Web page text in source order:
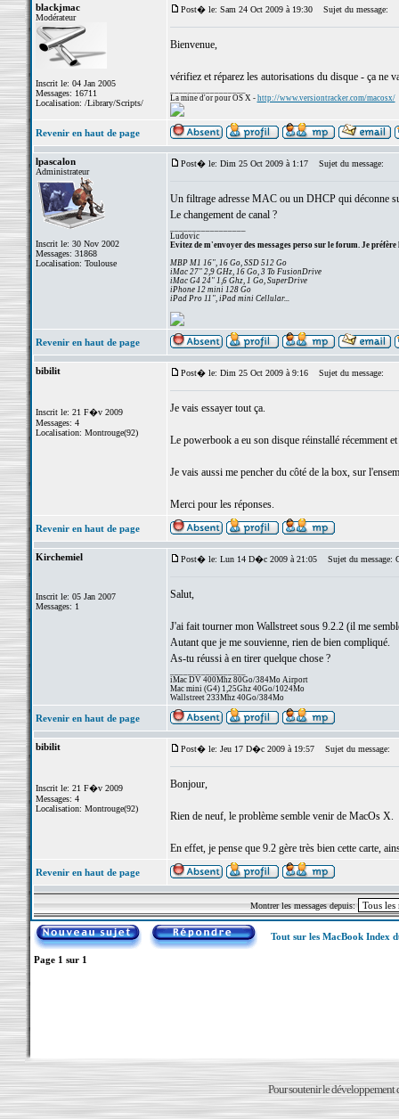
blackjmac
Modérateur
Inscrit le: 04 Jan 2005
Messages: 16711
Localisation: /Library/Scripts/
Post� le: Sam 24 Oct 2009 à 19:30 Sujet du message:
Bienvenue,
vérifiez et réparez les autorisations du disque - ça ne
La mine d'or pour OS X - http://www.versiontracker.com/macosx/
Revenir en haut de page
lpascalon
Administrateur
Inscrit le: 30 Nov 2002
Messages: 31868
Localisation: Toulouse
Post� le: Dim 25 Oct 2009 à 1:17 Sujet du message:
Un filtrage adresse MAC ou un DHCP qui déconne
Le changement de canal ?
Ludovic
Evitez de m'envoyer des messages perso sur le forum. Je préfère
MBP M1 16", 16 Go, SSD 512 Go
iMac 27" 2,9 GHz, 16 Go, 3 To FusionDrive
iMac G4 24" 1,6 Ghz, 1 Go, SuperDrive
iPhone 12 mini 128 Go
iPad Pro 11", iPad mini Cellular...
Revenir en haut de page
bibilit
Inscrit le: 21 F�v 2009
Messages: 4
Localisation: Montrouge(92)
Post� le: Dim 25 Oct 2009 à 9:16 Sujet du message:
Je vais essayer tout ça.
Le powerbook a eu son disque réinstallé récemment
Je vais aussi me pencher du côté de la box, sur
Merci pour les réponses.
Revenir en haut de page
Kirchemiel
Inscrit le: 05 Jan 2007
Messages: 1
Post� le: Lun 14 D�c 2009 à 21:05 Sujet du message:
Salut,
J'ai fait tourner mon Wallstreet sous 9.2.2 (il me
Autant que je me souvienne, rien de bien compliqué.
As-tu réussi à en tirer quelque chose ?
iMac DV 400Mhz 80Go/384Mo Airport
Mac mini (G4) 1,25Ghz 40Go/1024Mo
Wallstreet 233Mhz 40Go/384Mo
Revenir en haut de page
bibilit
Inscrit le: 21 F�v 2009
Messages: 4
Localisation: Montrouge(92)
Post� le: Jeu 17 D�c 2009 à 19:57 Sujet du message:
Bonjour,
Rien de neuf, le problème semble venir de MacOs X.
En effet, je pense que 9.2 gère très bien cette carte,
Revenir en haut de page
Montrer les messages depuis:
Tout sur les MacBook Index
Page 1 sur 1
Pour soutenir le développement